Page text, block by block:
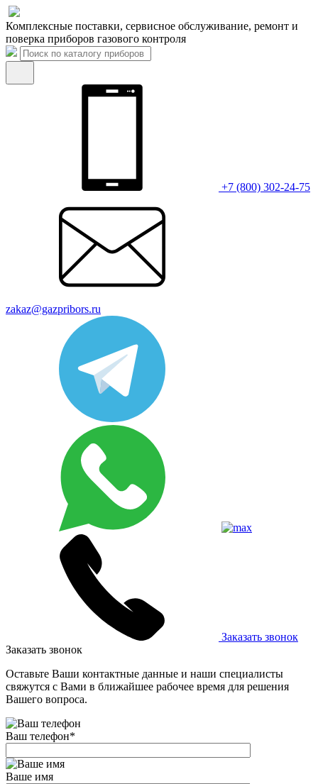
Комплексные поставки, сервисное обслуживание, ремонт и
поверка приборов газового контроля
+7 (800) 302-24-75
zakaz@gazpribors.ru
Заказать звонок
Заказать звонок
Оставьте Ваши контактные данные и наши специалисты
свяжутся с Вами в ближайшее рабочее время для решения
Вашего вопроса.
Ваш телефон*
Ваше имя